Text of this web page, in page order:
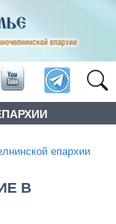
епархии
В